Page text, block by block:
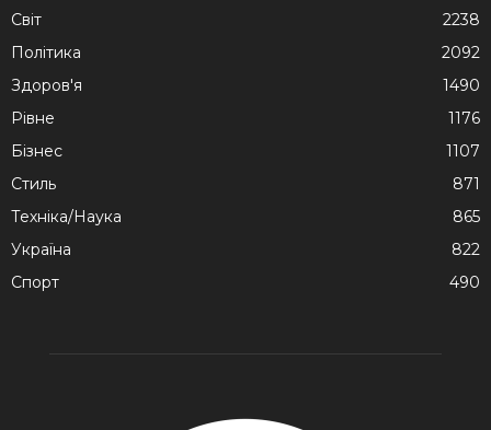
Cвіт
2238
Політика
2092
Здоров'я
1490
Рівне
1176
Бізнес
1107
Стиль
871
Техніка/Наука
865
Україна
822
Спорт
490